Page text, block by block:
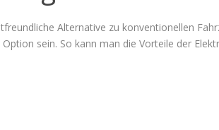
Alternative zu konventionellen
sein. So kann man die Vorteile der